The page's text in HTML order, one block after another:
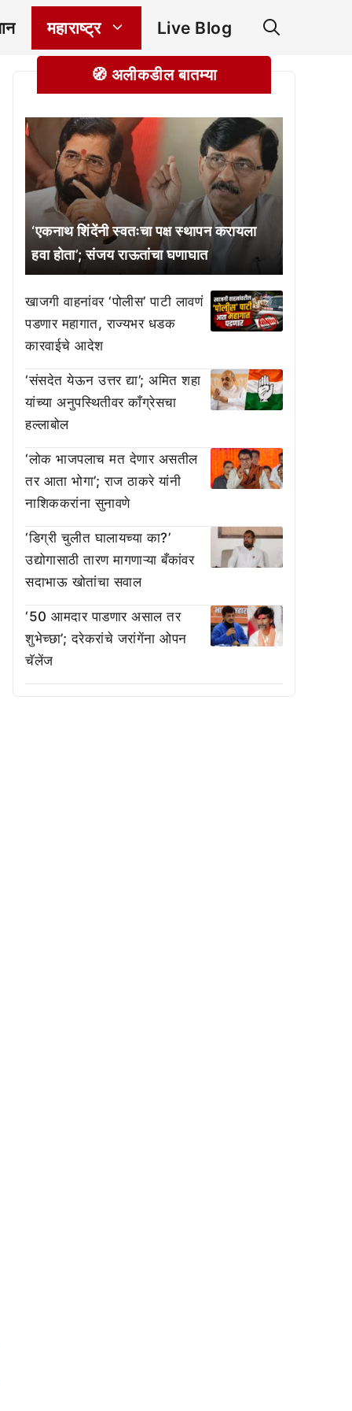
महाराष्ट्र Live Blog
🧭 अलीकडील बातम्या
‘एकनाथ शिंदेंनी स्वतःचा पक्ष स्थापन करायला
हवा होता’; संजय राऊतांचा घणाघात
खाजगी वाहनांवर ‘पोलीस’ पाटी लावणं
पडणार महागात, राज्यभर धडक
कारवाईचे आदेश
‘संसदेत येऊन उत्तर द्या’; अमित शहा
यांच्या अनुपस्थितीवर काँग्रेसचा
हल्लाबोल
‘लोक भाजपलाच मत देणार असतील
तर आता भोगा’; राज ठाकरे यांनी
नाशिककरांना सुनावणे
‘डिग्री चुलीत घालायच्या का?’
उद्योगासाठी तारण मागणाऱ्या बँकांवर
सदाभाऊ खोतांचा सवाल
‘50 आमदार पाडणार असाल तर
शुभेच्छा’; दरेकरांचे जरांगेंना ओपन
चॅलेंज